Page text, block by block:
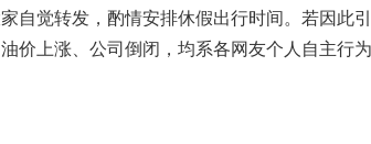
自觉转发，酌情安排休假出行时间。若因此
价上涨、公司倒闭，均系各网友个人自主行